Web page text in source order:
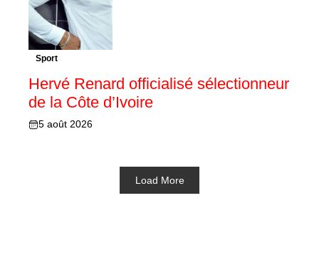
Sport
Hervé Renard officialisé sélectionneur
de la Côte d’Ivoire
5 août 2026
Load More